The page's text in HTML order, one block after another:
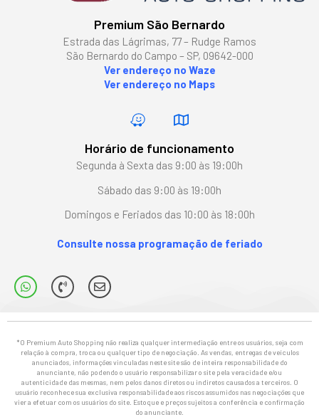
Premium São Bernardo
Estrada das Lágrimas, 77 – Rudge Ramos
São Bernardo do Campo – SP, 09642-000
Ver endereço no Waze
Ver endereço no Maps
Horário de funcionamento
Segunda à Sexta das 9:00 às 19:00h
Sábado das 9:00 às 19:00h
Domingos e Feriados das 10:00 às 18:00h
Consulte nossa programação de feriado
*O Premium Auto Shopping não realiza qualquer intermediação entre os usuários, seja com
relação à compra, troca ou qualquer tipo de negociação. As vendas, entregas de veículos
anunciados, informações vinculadas neste site são de inteira responsabilidade do
anunciante, não podendo o usuário responsabilizar o site pela veracidade e/ou
autenticidade das mesmas, nem pelos danos diretos ou indiretos causados a terceiros. O
usuário reconhece sua exclusiva responsabilidade aos riscos assumidos nas negociações que
vier a efetuar com os usuários do site. Estoque e preços sujeitos a conferência e confirmação
do anunciante.